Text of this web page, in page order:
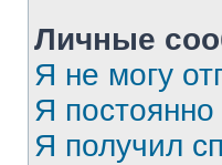
Личные
Я не могу
Я
Я получил